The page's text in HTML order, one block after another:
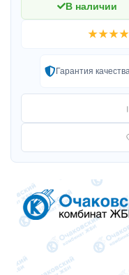
В наличии
Гарантия качества